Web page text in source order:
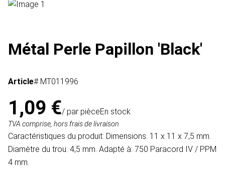
Métal Perle Papillon 'Black'
Article# MT011996
1,09 €/ par pièceEn stock
TVA comprise, hors frais de livraison
Caractéristiques du produit​: Dimensions: 11 x 11 x 7,5 mm.
Diamètre du trou: 4,5 mm. Adapté à: 750 Paracord IV / PPM
4 mm.